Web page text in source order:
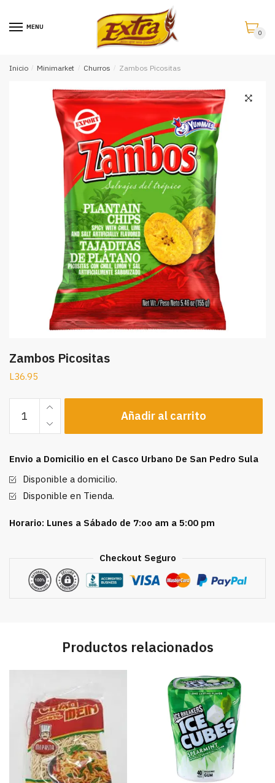
MENU
0
Inicio / Minimarket / Churros / Zambos Picositas
Zambos Picositas
L36.95
Picositas
cantidad
Añadir al carrito
Envio a Domicilio en el Casco Urbano De San Pedro Sula
Disponible a domicilio.
Disponible en Tienda.
Horario: Lunes a Sábado de 7:oo am a 5:00 pm
Checkout Seguro
Productos relacionados